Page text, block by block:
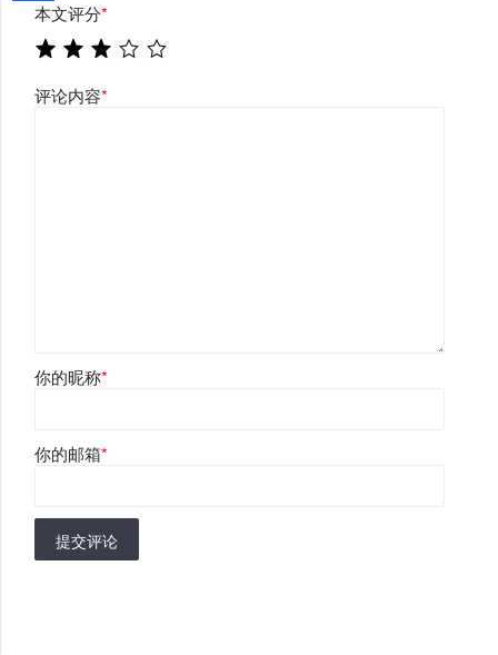
本文评分*
评论内容*
你的昵称*
你的邮箱*
提交评论